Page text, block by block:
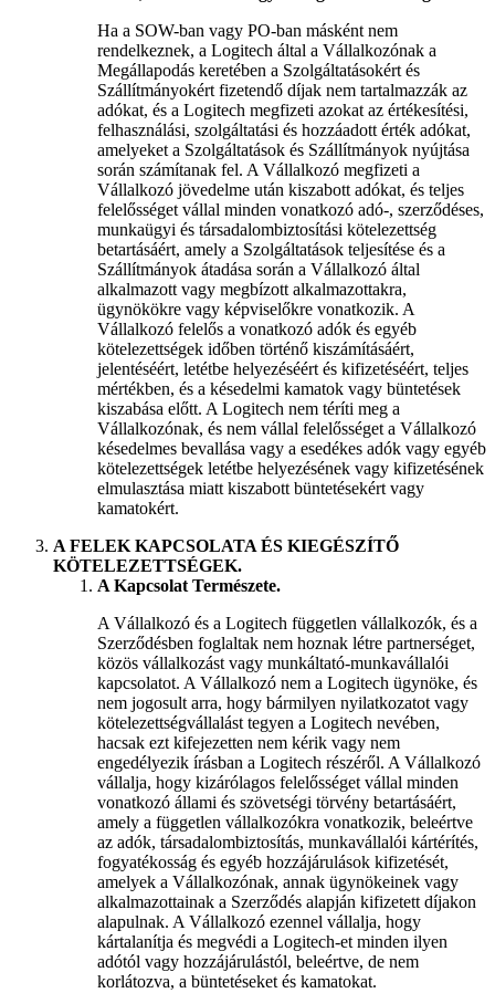
Ha a SOW-ban vagy PO-ban másként nem
rendelkeznek, a Logitech által a Vállalkozónak a
Megállapodás keretében a Szolgáltatásokért és
Szállítmányokért fizetendő díjak nem tartalmazzák az
adókat, és a Logitech megfizeti azokat az értékesítési,
felhasználási, szolgáltatási és hozzáadott érték adókat,
amelyeket a Szolgáltatások és Szállítmányok nyújtása
során számítanak fel. A Vállalkozó megfizeti a
Vállalkozó jövedelme után kiszabott adókat, és teljes
felelősséget vállal minden vonatkozó adó-, szerződéses,
munkaügyi és társadalombiztosítási kötelezettség
betartásáért, amely a Szolgáltatások teljesítése és a
Szállítmányok átadása során a Vállalkozó által
alkalmazott vagy megbízott alkalmazottakra,
ügynökökre vagy képviselőkre vonatkozik. A
Vállalkozó felelős a vonatkozó adók és egyéb
kötelezettségek időben történő kiszámításáért,
jelentéséért, letétbe helyezéséért és kifizetéséért, teljes
mértékben, és a késedelmi kamatok vagy büntetések
kiszabása előtt. A Logitech nem téríti meg a
Vállalkozónak, és nem vállal felelősséget a Vállalkozó
késedelmes bevallása vagy a esedékes adók vagy egyéb
kötelezettségek letétbe helyezésének vagy kifizetésének
elmulasztása miatt kiszabott büntetésekért vagy
kamatokért.
A FELEK KAPCSOLATA ÉS KIEGÉSZÍTŐ
KÖTELEZETTSÉGEK.
A Kapcsolat Természete.
A Vállalkozó és a Logitech független vállalkozók, és a
Szerződésben foglaltak nem hoznak létre partnerséget,
közös vállalkozást vagy munkáltató-munkavállalói
kapcsolatot. A Vállalkozó nem a Logitech ügynöke, és
nem jogosult arra, hogy bármilyen nyilatkozatot vagy
kötelezettségvállalást tegyen a Logitech nevében,
hacsak ezt kifejezetten nem kérik vagy nem
engedélyezik írásban a Logitech részéről. A Vállalkozó
vállalja, hogy kizárólagos felelősséget vállal minden
vonatkozó állami és szövetségi törvény betartásáért,
amely a független vállalkozókra vonatkozik, beleértve
az adók, társadalombiztosítás, munkavállalói kártérítés,
fogyatékosság és egyéb hozzájárulások kifizetését,
amelyek a Vállalkozónak, annak ügynökeinek vagy
alkalmazottainak a Szerződés alapján kifizetett díjakon
alapulnak. A Vállalkozó ezennel vállalja, hogy
kártalanítja és megvédi a Logitech-et minden ilyen
adótól vagy hozzájárulástól, beleértve, de nem
korlátozva, a büntetéseket és kamatokat.